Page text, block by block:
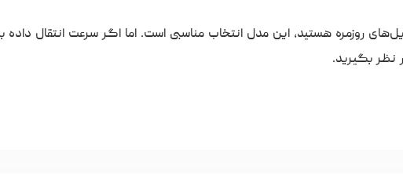
روزمره هستید، این مدل انتخاب مناسبی است. اما اگر سرعت انتقال داده